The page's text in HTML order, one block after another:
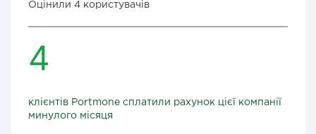
Оцінили 4 користувачів
4
клієнтів Portmone сплатили рахунок цієї компанії
минулого місяця